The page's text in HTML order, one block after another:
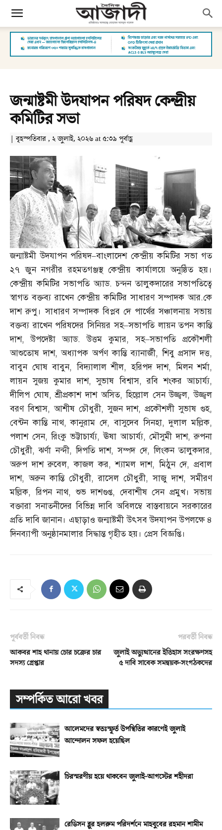
জন্মাষ্টমী উদযাপন পরিষদ কেন্দ্রীয়
কমিটির সভা
| বৃহস্পতিবার , ২ জুলাই, ২০২৬ at ৫:৩৯ পূর্বাহ্ণ
জন্মাষ্টমী উদযাপন পরিষদ–বাংলাদেশ কেন্দ্রীয় কমিটির সভা গত
২৭ জুন নগরীর রহমতগঞ্জস্থ কেন্দ্রীয় কার্যালয়ে অনুষ্ঠিত হয়।
কেন্দ্রীয় কমিটির সভাপতি অ্যাড.চন্দন তালুকদারের সভাপতিত্বে
স্বাগত বক্তব্য রাখেন কেন্দ্রীয় কমিটির সাধারণ সম্পাদক আর.কে
দাশ রুপু। সাধারণ সম্পাদক বিপ্লব দে পার্থের সঞ্চালনায় সভায়
বক্তব্য রাখেন পরিষদের সিনিয়র সহ–সভাপতি লায়ন তপন কান্তি
দাশ,উপদেষ্টা অ্যাড.উত্তম কুমার,সহ–সভাপতি প্রকৌশলী
আশুতোষ দাশ,অধ্যাপক অর্পণ কান্তি ব্যানার্জী,শিবু প্রসাদ দত্ত,
বাবুন ঘোষ বাবুন,বিদ্যালাল শীল,হরিপদ দাশ,মিলন শর্মা,
লায়ন সুজয় কুমার দাশ,সুভাষ বিশ্বাস,রবি শংকর আচার্য্য,
দীলিপ ঘোষ,শ্রীপ্রকাশ দাশ অসিত,হিল্লোল সেন উজ্জ্বল,উজ্জ্বল
বরণ বিশ্বাস,আশীষ চৌধুরী,সুজন দাশ,প্রকৌশলী সুভাষ গুহ,
বেন্টন কান্তি নাথ,কানুরাম দে,বাসুদেব সিনহা,দুলাল মল্লিক,
পলাশ সেন,রিংকু ভট্টাচার্য্য,ঊষা আচার্য্য, মৌসুমী দাশ,রুপনা
চৌধুরী,ঝর্ণা নন্দী,দিপতি দাশ,সম্পদ দে,লিংকন তালুকদার,
অরুপ দাশ রুবেল,কাজল কর,শ্যামল দাশ,মিঠুন দে,প্রবাল
দাশ,অরুন কান্তি চৌধুরী,রাসেল চৌধুরী,সাজু দাশ,সমীরণ
মল্লিক,রিপন নাথ, শুভ দাশগুপ্ত, দেবাশীষ সেন প্রমুখ। সভায়
বক্তারা সনাতনীদের বিভিন্ন দাবি অবিলম্বে বাস্তবায়নে সরকারের
প্রতি দাবি জানান। এছাড়াও জন্মাষ্টমী উৎসব উদযাপন উপলক্ষে ৪
দিনব্যাপী অনুষ্ঠানমালার সিদ্ধান্ত গৃহীত হয়। প্রেস বিজ্ঞপ্তি।
পূর্ববর্তী নিবন্ধ
আকবর শাহ থানায় চোর চক্রের চার
সদস্য গ্রেপ্তার
পরবর্তী নিবন্ধ
জুলাই অভ্যুত্থানের ইতিহাস সংরক্ষণসহ
৫ দাবি সাবেক সমন্বয়ক-সংগঠকদের
সম্পর্কিত আরো খবর
আলেমদের স্বতঃস্ফূর্ত উপস্থিতির কারণেই জুলাই
আন্দোলন সফল হয়েছিল
চিরস্মরণীয় হয়ে থাকবেন জুলাই-আগস্টের শহীদরা
রেডিসন ব্লুর হলরুম পরিদর্শনে মাহবুবের রহমান শামীম